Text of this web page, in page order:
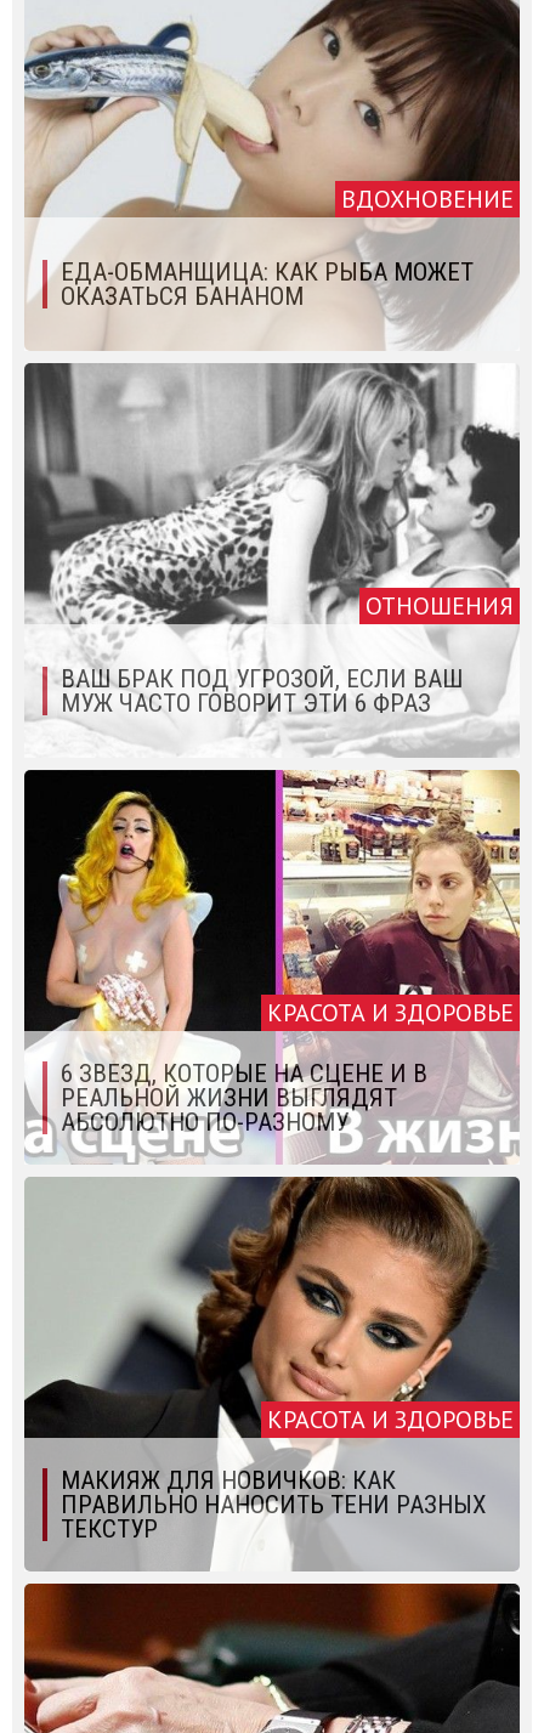
ВДОХНОВЕНИЕ
ЕДА-ОБМАНЩИЦА: КАК РЫБА МОЖЕТ
ОКАЗАТЬСЯ БАНАНОМ
ОТНОШЕНИЯ
ВАШ БРАК ПОД УГРОЗОЙ, ЕСЛИ ВАШ
МУЖ ЧАСТО ГОВОРИТ ЭТИ 6 ФРАЗ
КРАСОТА И ЗДОРОВЬЕ
6 ЗВЕЗД, КОТОРЫЕ НА СЦЕНЕ И В
РЕАЛЬНОЙ ЖИЗНИ ВЫГЛЯДЯТ
АБСОЛЮТНО ПО-РАЗНОМУ
КРАСОТА И ЗДОРОВЬЕ
МАКИЯЖ ДЛЯ НОВИЧКОВ: КАК
ПРАВИЛЬНО НАНОСИТЬ ТЕНИ РАЗНЫХ
ТЕКСТУР